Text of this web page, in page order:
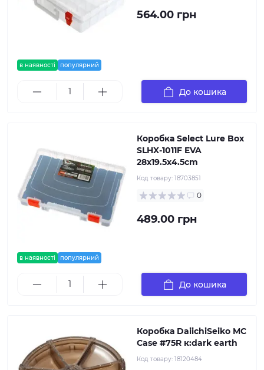
в наявності популярний
564.00 грн
До кошика
в наявності популярний
Коробка Select Lure Box
SLHX-1011F EVA
28х19.5х4.5cm
Код товару: 18703851
0
489.00 грн
До кошика
Коробка DaiichiSeiko MC
Case #75R к:dark earth
Код товару: 18120484